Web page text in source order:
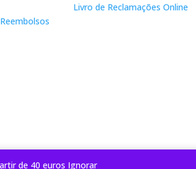
de 40 euros Ignorar
Livro de Reclamações Online